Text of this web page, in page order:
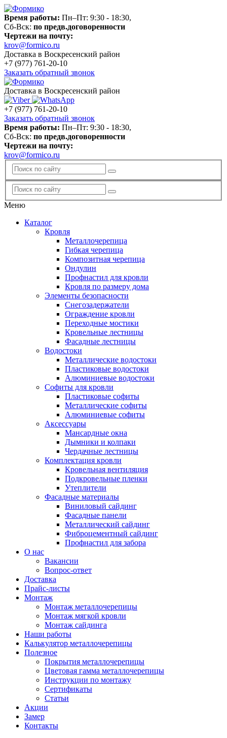
Время работы: Пн–Пт: 9:30 - 18:30,
Сб-Вск: по предв.договоренности
Чертежи на почту:
krov@formico.ru
Доставка в Воскресенский район
+7 (977) 761-20-10
Заказать обратный звонок
Доставка в Воскресенский район
+7 (977) 761-20-10
Заказать обратный звонок
Время работы: Пн–Пт: 9:30 - 18:30,
Сб-Вск: по предв.договоренности
Чертежи на почту:
krov@formico.ru
Меню
Каталог
Кровля
Металлочерепица
Гибкая черепица
Композитная черепица
Ондулин
Профнастил для кровли
Кровля по размеру дома
Элементы безопасности
Снегозадержатели
Ограждение кровли
Переходные мостики
Кровельные лестницы
Фасадные лестницы
Водостоки
Металлические водостоки
Пластиковые водостоки
Алюминиевые водостоки
Софиты для кровли
Пластиковые софиты
Металлические софиты
Алюминиевые софиты
Аксессуары
Мансардные окна
Дымники и колпаки
Чердачные лестницы
Комплектация кровли
Кровельная вентиляция
Подкровельные пленки
Утеплители
Фасадные материалы
Виниловый сайдинг
Фасадные панели
Металлический сайдинг
Фиброцементный сайдинг
Профнастил для забора
О нас
Вакансии
Вопрос-ответ
Доставка
Прайс-листы
Монтаж
Монтаж металлочерепицы
Монтаж мягкой кровли
Монтаж сайдинга
Наши работы
Калькулятор металлочерепицы
Полезное
Покрытия металлочерепицы
Цветовая гамма металлочерепицы
Инструкции по монтажу
Сертификаты
Статьи
Акции
Замер
Контакты